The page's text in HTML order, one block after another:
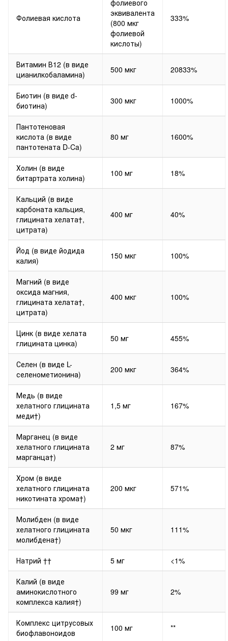
Фолиевая кислота
фолиевого
эквивалента
(800 мкг
фолиевой
кислоты)
333%
Витамин В12 (в виде
цианилкобаламина)
500 мкг 20833%
Биотин (в виде d-
биотина)
300 мкг 1000%
Пантотеновая
кислота (в виде
пантотената D-Ca)
80 мг 1600%
Холин (в виде
битартрата холина)
100 мг 18%
Кальций (в виде
карбоната кальция,
глицината хелата†,
цитрата)
400 мг 40%
Йод (в виде йодида
калия)
150 мкг 100%
Магний (в виде
оксида магния,
глицината хелата†,
цитрата)
400 мкг 100%
Цинк (в виде хелата
глицината цинка)
50 мг 455%
Селен (в виде L-
селенометионина)
200 мкг 364%
Медь (в виде
хелатного глицината
меди†)
1,5 мг 167%
Марганец (в виде
хелатного глицината
марганца†)
2 мг 87%
Хром (в виде
хелатного глицината
никотината хрома†)
200 мкг 571%
Молибден (в виде
хелатного глицината
молибдена†)
50 мкг 111%
Натрий †† 5 мг <1%
Калий (в виде
аминокислотного
комплекса калия†)
99 мг 2%
Комплекс цитрусовых
биофлавоноидов
100 мг **